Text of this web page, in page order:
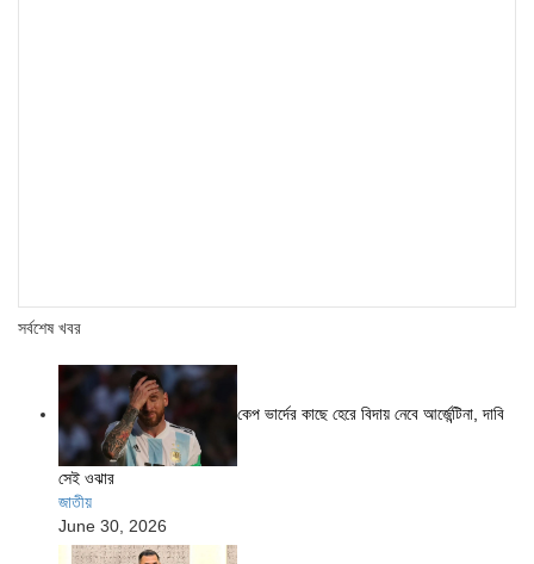
সর্বশেষ খবর
কেপ ভার্দের কাছে হেরে বিদায় নেবে আর্জেন্টিনা, দাবি
সেই ওঝার
জাতীয়
June 30, 2026